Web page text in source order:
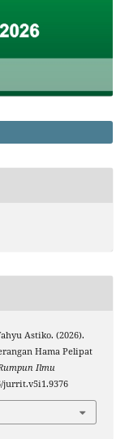
Astiko. (2026).
Hama Pelipat
Ilmu
jurrit.v5i1.9376